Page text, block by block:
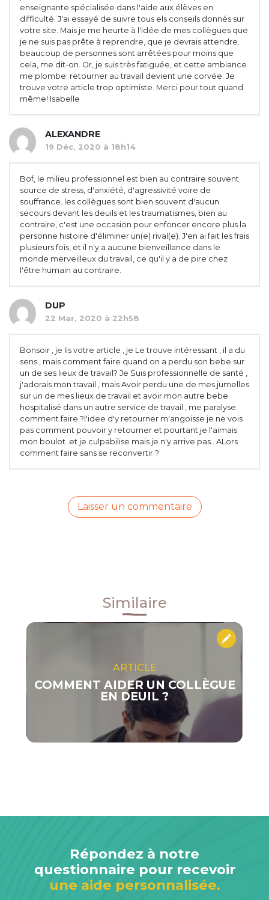
enseignante spécialisée dans l'aide aux élèves en
difficulté. J'ai essayé de suivre tous els conseils donnés sur
votre site. Mais je me heurte à l'idée de mes collègues que
je ne suis pas prête à reprendre, que je devrais attendre.
beaucoup de personnes sont arrêtées pour moins que
cela, me dit-on. Or, je suis très fatiguée, et cette ambiance
me plombe: retourner au travail devient une corvée. Je
trouve votre article trop optimiste. Merci pour tout quand
même! Isabelle
ALEXANDRE
19 Déc, 2020 à 18h14
Bof, le milieu professionnel est bien au contraire souvent
source de stress, d'anxiété, d'agressivité voire de
souffrance. les collègues sont bien souvent d'aucun
secours devant les deuils et les traumatismes, bien au
contraire, c'est une occasion pour enfoncer encore plus la
personne histoire d'éliminer un(e) rival(e). J'en ai fait les frais
plusieurs fois, et il n'y a aucune bienveillance dans le
monde merveilleux du travail, ce qu'il y a de pire chez
l'être humain au contraire.
DUP
22 Mar, 2020 à 22h58
Bonsoir , je lis votre article , je Le trouve intéressant , il a du
sens , mais comment faire quand on a perdu son bebe sur
un de ses lieux de travail? Je Suis professionnelle de santé ,
j'adorais mon travail , mais Avoir perdu une de mes jumelles
sur un de mes lieux de travail et avoir mon autre bebe
hospitalisé dans un autre service de travail , me paralyse.
comment faire ?l'idee d'y retourner m'angoisse je ne vois
pas comment pouvoir y retourner et pourtant je l'aimais
mon boulot .et je culpabilise mais je n'y arrive pas.. ALors
comment faire sans se reconvertir ?
Laisser un commentaire
Similaire
ARTICLE
COMMENT AIDER UN COLLÈGUE
EN DEUIL ?
Répondez à notre
questionnaire pour recevoir
une aide personnalisée.